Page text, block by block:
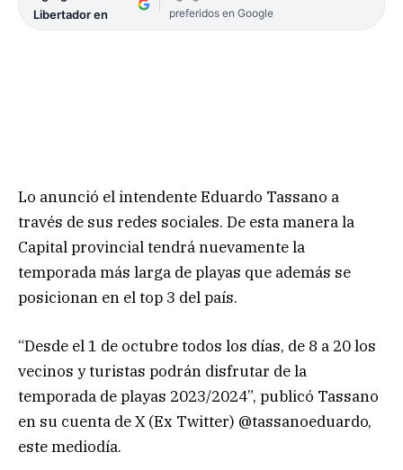
Libertador en
preferidos en Google
Lo anunció el intendente Eduardo Tassano a
través de sus redes sociales. De esta manera la
Capital provincial tendrá nuevamente la
temporada más larga de playas que además se
posicionan en el top 3 del país.
“Desde el 1 de octubre todos los días, de 8 a 20 los
vecinos y turistas podrán disfrutar de la
temporada de playas 2023/2024”, publicó Tassano
en su cuenta de X (Ex Twitter) @tassanoeduardo,
este mediodía.